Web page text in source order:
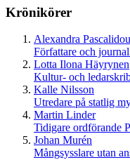
Krönikörer
Alexandra Pascalidou
Författare och
Lotta Ilona Häyrynen
Kultur- och
Kalle Nilsson
Utredare på statlig
Martin Linder
Tidigare ordförande
Johan Murén
Mångsysslare utan